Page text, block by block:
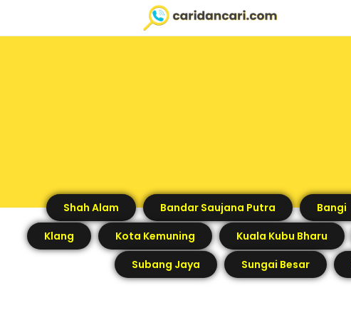
Shah Alam Bandar Saujana Putra Bangi
Klang
Kota Kemuning Kuala Kubu Bharu
Subang Jaya
Sungai Besar